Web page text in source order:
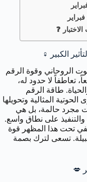
♀️
الروحاني وقوة الرقم
تعاطفاً لا حدود له،
طاقة الرقم
الحوتية المثالية وتحويلها
مجرد حالمة، بل هي
والتنفيذ على نطاق واسع.
تحت هذا المظهر قوة
تسعى لترك بصمة
💋